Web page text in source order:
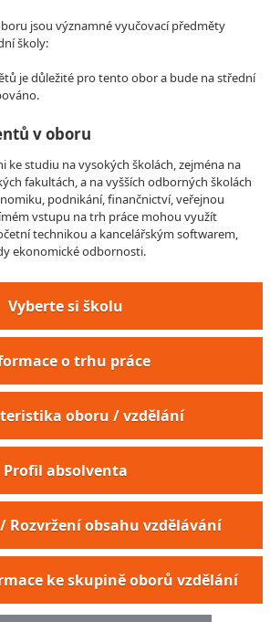
jsou významné vyučovací předměty
školy:
je důležité pro tento obor a bude na střední
v oboru
ke studiu na vysokých školách, zejména na
fakultách, a na vyšších odborných školách
podnikání, finančnictví, veřejnou
vstupu na trh práce mohou využít
technikou a kancelářským softwarem,
ekonomické odbornosti.
Vyberte si školu
o trhu práce
oboru / vzdělání
Profil absolventa
Rozvržení obsahu vzdělávání
ke skupině oborů vzdělání